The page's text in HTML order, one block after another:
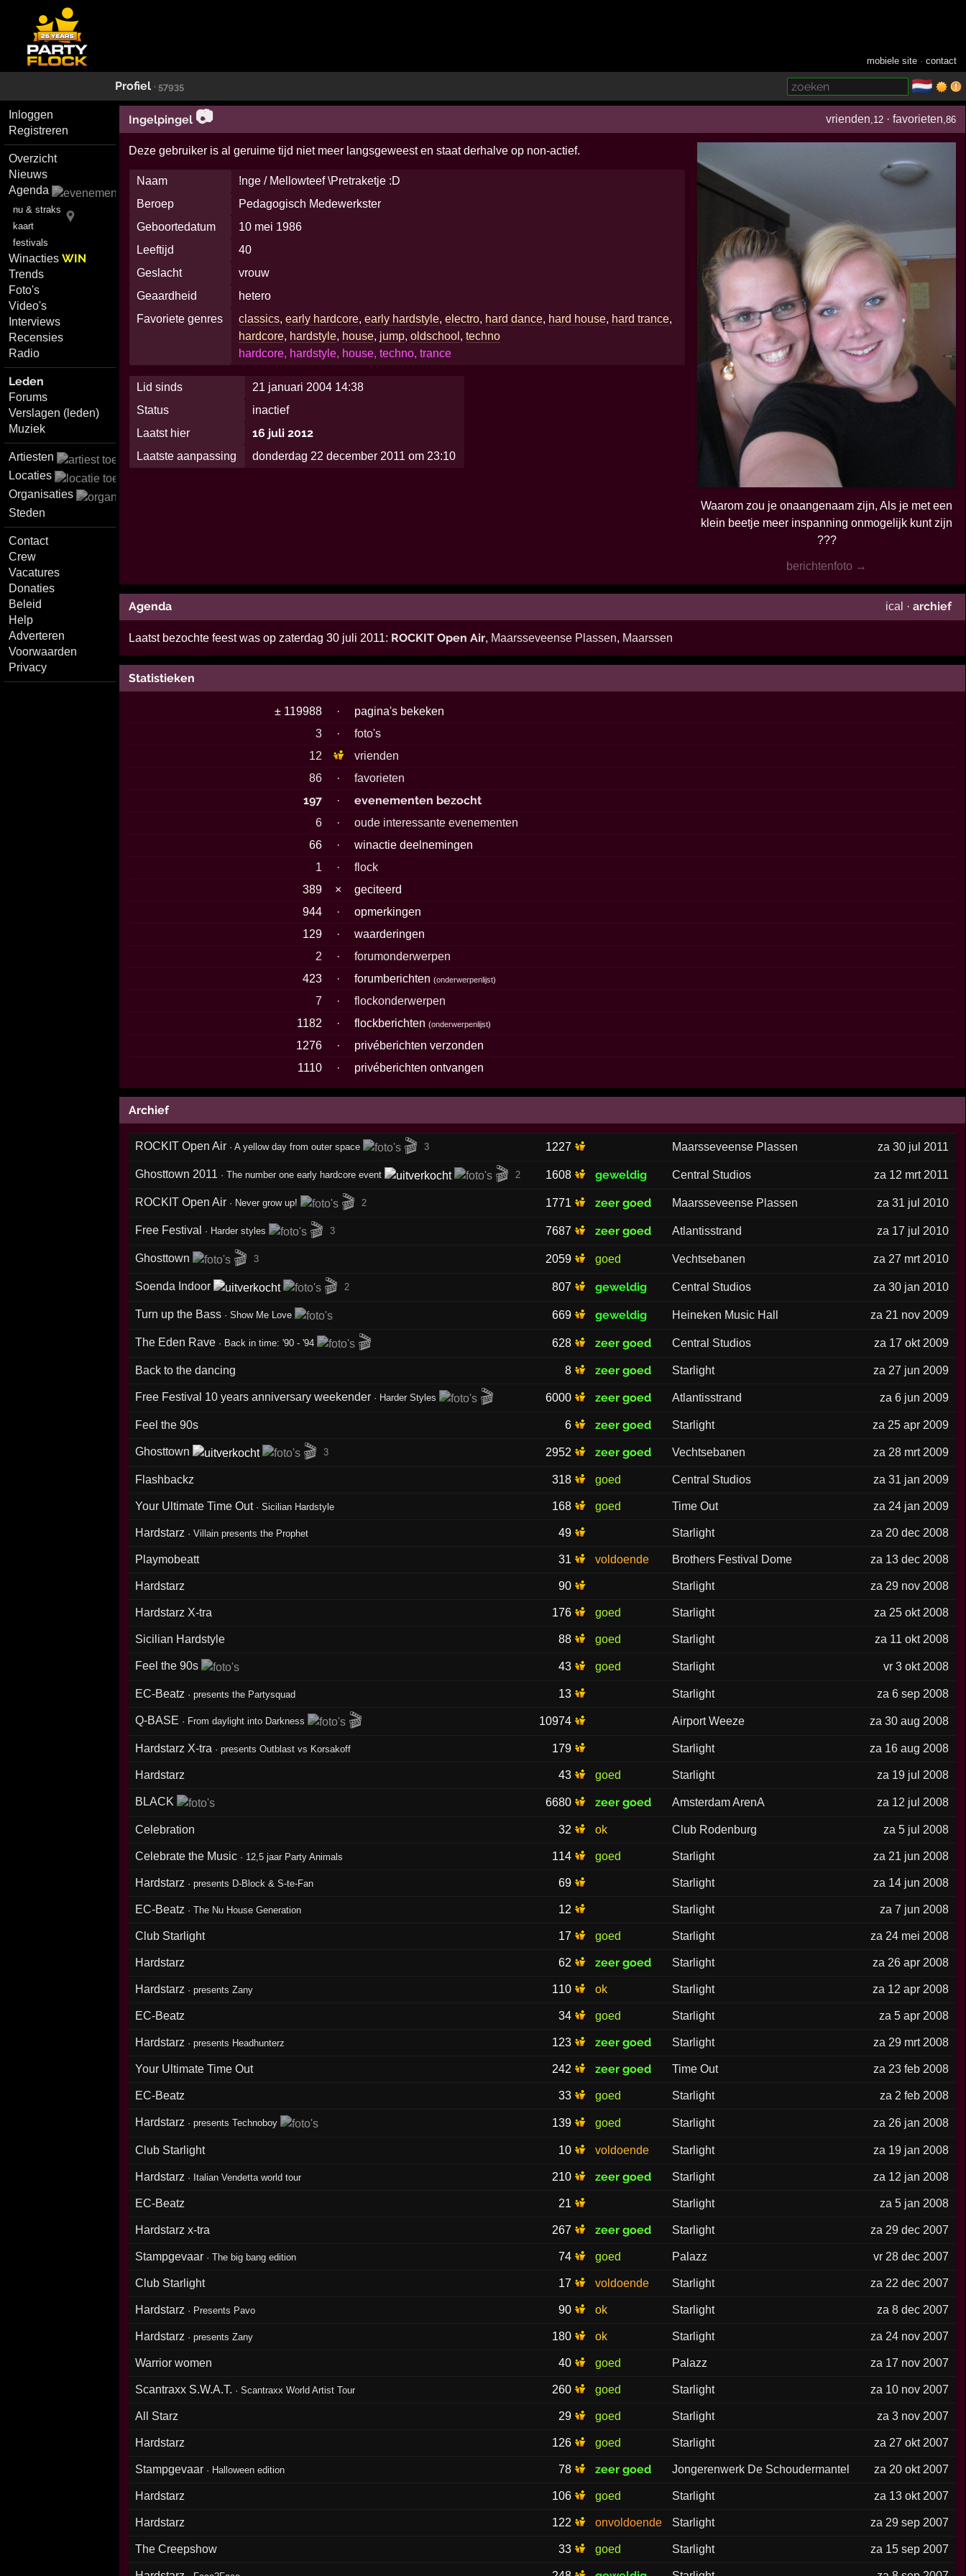
mobiele site ·contact
Profiel · 57935 🇳🇱
Inloggen
Registreren
Overzicht
Nieuws
Agenda
nu & straks
kaart
festivals
WinactiesWIN
Trends
Foto's
Video's
Interviews
Recensies
Radio
Leden
Forums
Verslagen (leden)
Muziek
Artiesten
Locaties
Organisaties
Steden
Contact
Crew
Vacatures
Donaties
Beleid
Help
Adverteren
Voorwaarden
Privacy
Ingelpingel 📷 vrienden ,12 ·favorieten ,86
Waarom zou je onaangenaam zijn, Als je met een
klein beetje meer inspanning onmogelijk kunt zijn
???
berichtenfoto →
Deze gebruiker is al geruime tijd niet meer langsgeweest en staat derhalve op non-actief.
Naam
!nge / Mellowteef \Pretraketje :D
Beroep
Pedagogisch Medewerkster
Geboortedatum
10 mei 1986
Leeftijd
40
Geslacht
vrouw
Geaardheid
hetero
Favoriete genres
classics,early hardcore,early hardstyle,electro, hard dance, hard house, hard trance,
hardcore, hardstyle, house, jump,oldschool ,techno
hardcore, hardstyle, house, techno, trance
Lid sinds
21 januari 2004 14:38
Status
inactief
Laatst hier
16 juli 2012
Laatste aanpassing donderdag 22 december 2011 om 23:10
Agenda ical · archief
Laatst bezochte feest was op zaterdag 30 juli 2011: ROCKIT Open Air, Maarsseveense Plassen, Maarssen
Statistieken
± 119988 ·
pagina's bekeken
3
·
foto's
12
vrienden
86
· favorieten
197 · evenementen bezocht
6 ·
oude interessante evenementen
66
·
winactie deelnemingen
1
·
flock
389
×
geciteerd
944
·
opmerkingen
129
·
waarderingen
2
·
forumonderwerpen
423
· forumberichten(onderwerpenlijst)
7 ·
flockonderwerpen
1182
· flockberichten(onderwerpenlijst)
1276 ·
privéberichten verzonden
1110
· privéberichten ontvangen
Archief
ROCKIT Open Air ·A yellow day from outer space 🎬 3 1227 Maarsseveense Plassen za 30 jul 2011
Ghosttown 2011 ·The number one early hardcore event 🎬 2 1608 geweldig Central Studios za 12 mrt 2011
ROCKIT Open Air · Never grow up! 🎬 2 1771 zeer goed Maarsseveense Plassen za 31 jul 2010
Free Festival · Harder styles 🎬 3 7687 zeer goed Atlantisstrand za 17 jul 2010
Ghosttown 🎬 3 2059 goed Vechtsebanen za 27 mrt 2010
Soenda Indoor 🎬 2 807 geweldig Central Studios za 30 jan 2010
Turn up the Bass ·Show Me Love 669 geweldig Heineken Music Hall za 21 nov 2009
The Eden Rave · Back in time: '90 - '94 🎬 628 zeer goed Central Studios za 17 okt 2009
Back to the dancing 8 zeer goed Starlight za 27 jun 2009
Free Festival 10 years anniversary weekender · Harder Styles 🎬 6000 zeer goed Atlantisstrand za 6 jun 2009
Feel the 90s 6 zeer goed Starlight za 25 apr 2009
Ghosttown 🎬 3 2952 zeer goed Vechtsebanen za 28 mrt 2009
Flashbackz 318 goed Central Studios za 31 jan 2009
Your Ultimate Time Out ·Sicilian Hardstyle 168 goed Time Out za 24 jan 2009
Hardstarz ·Villain presents the Prophet 49 Starlight za 20 dec 2008
Playmobeatt 31 voldoende Brothers Festival Dome za 13 dec 2008
Hardstarz 90 Starlight za 29 nov 2008
Hardstarz X-tra 176 goed Starlight za 25 okt 2008
Sicilian Hardstyle 88 goed Starlight za 11 okt 2008
Feel the 90s 43 goed Starlight vr 3 okt 2008
EC-Beatz ·presents the Partysquad 13 Starlight za 6 sep 2008
Q-BASE · From daylight into Darkness 🎬 10974 Airport Weeze za 30 aug 2008
Hardstarz X-tra ·presents Outblast vs Korsakoff 179 Starlight za 16 aug 2008
Hardstarz 43 goed Starlight za 19 jul 2008
BLACK 6680 zeer goed Amsterdam ArenA za 12 jul 2008
Celebration 32 ok Club Rodenburg za 5 jul 2008
Celebrate the Music · 12,5 jaar Party Animals 114 goed Starlight za 21 jun 2008
Hardstarz ·presents D-Block & S-te-Fan 69 Starlight za 14 jun 2008
EC-Beatz ·The Nu House Generation 12 Starlight za 7 jun 2008
Club Starlight 17 goed Starlight za 24 mei 2008
Hardstarz 62 zeer goed Starlight za 26 apr 2008
Hardstarz ·presents Zany 110 ok Starlight za 12 apr 2008
EC-Beatz 34 goed Starlight za 5 apr 2008
Hardstarz ·presents Headhunterz 123 zeer goed Starlight za 29 mrt 2008
Your Ultimate Time Out 242 zeer goed Time Out za 23 feb 2008
EC-Beatz 33 goed Starlight za 2 feb 2008
Hardstarz ·presents Technoboy 139 goed Starlight za 26 jan 2008
Club Starlight 10 voldoende Starlight za 19 jan 2008
Hardstarz · Italian Vendetta world tour 210 zeer goed Starlight za 12 jan 2008
EC-Beatz 21 Starlight za 5 jan 2008
Hardstarz x-tra 267 zeer goed Starlight za 29 dec 2007
Stampgevaar ·The big bang edition 74 goed Palazz vr 28 dec 2007
Club Starlight 17 voldoende Starlight za 22 dec 2007
Hardstarz · Presents Pavo 90 ok Starlight za 8 dec 2007
Hardstarz ·presents Zany 180 ok Starlight za 24 nov 2007
Warrior women 40 goed Palazz za 17 nov 2007
Scantraxx S.W.A.T. ·Scantraxx World Artist Tour 260 goed Starlight za 10 nov 2007
All Starz 29 goed Starlight za 3 nov 2007
Hardstarz 126 goed Starlight za 27 okt 2007
Stampgevaar · Halloween edition 78 zeer goed Jongerenwerk De Schoudermantel za 20 okt 2007
Hardstarz 106 goed Starlight za 13 okt 2007
Hardstarz 122 onvoldoende Starlight za 29 sep 2007
The Creepshow 33 goed Starlight za 15 sep 2007